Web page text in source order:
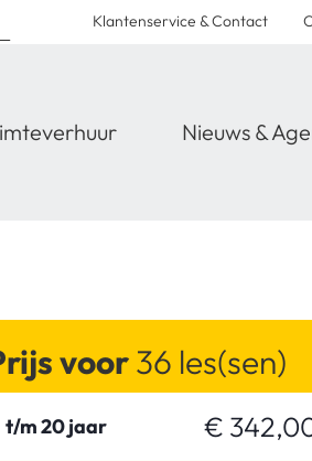
Nieuws &
Klantenservice & Contact
voor36 les(sen)
t/m 20 jaar €